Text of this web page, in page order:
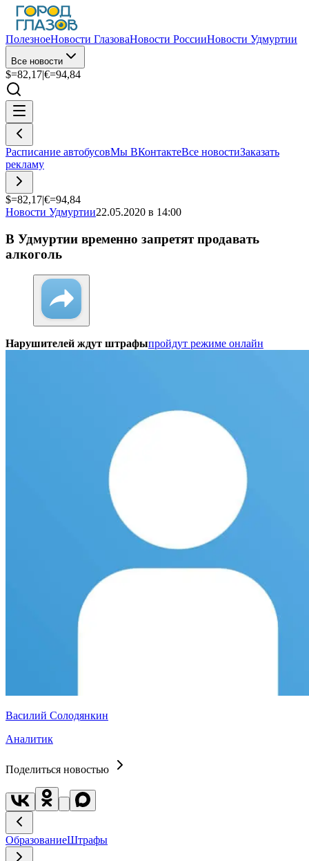
ПолезноеНовости ГлазоваНовости РоссииНовости Удмуртии
Все новости
$=82,17|€=94,84
Расписание автобусовМы ВКонтактеВсе новостиЗаказать
рекламу
$=82,17|€=94,84
Новости Удмуртии22.05.2020 в 14:00
В Удмуртии временно запретят продавать
алкоголь
Нарушителей ждут штрафыпройдут режиме онлайн
Василий Солодянкин
Аналитик
Поделиться новостью
ОбразованиеШтрафы